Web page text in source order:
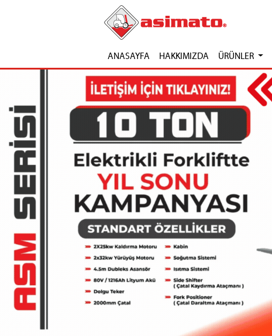
ANASAYFA HAKKIMIZDA ÜRÜNLER